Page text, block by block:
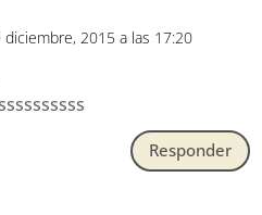
diciembre, 2015 a las 17:20
Responder